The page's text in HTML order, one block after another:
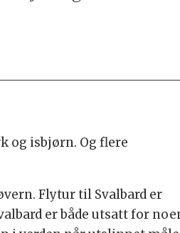
og isbjørn. Og flere
Flytur til Svalbard er
er både utsatt for